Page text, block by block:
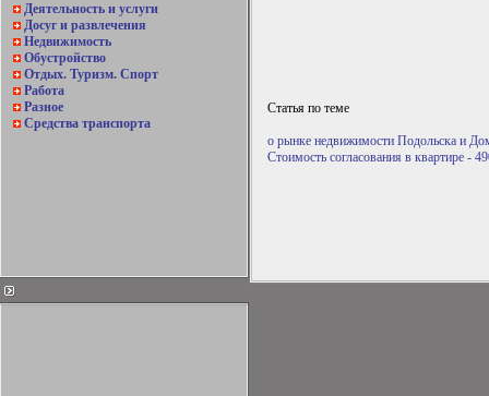
Деятельность и услуги
Досуг и развлечения
Недвижимость
Обустройство
Отдых. Туризм. Спорт
Работа
Разное
Средства транспорта
Статья по теме
о рынке недвижимости Подольска и
Стоимость согласования в квартире -